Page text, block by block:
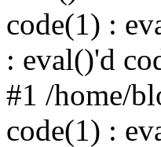
code(1) :
: eval()'d
#1 /home/
code(1) :